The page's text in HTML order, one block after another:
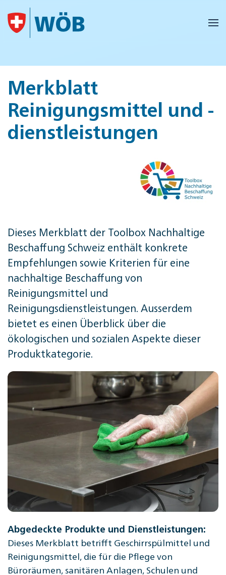
Skip to main content
Merkblatt
Reinigungsmittel und -
dienstleistungen
Dieses Merkblatt der Toolbox Nachhaltige
Beschaffung Schweiz enthält konkrete
Empfehlungen sowie Kriterien für eine
nachhaltige Beschaffung von
Reinigungsmittel und
Reinigungsdienstleistungen. Ausserdem
bietet es einen Überblick über die
ökologischen und sozialen Aspekte dieser
Produktkategorie.
Abgedeckte Produkte und Dienstleistungen:
Dieses Merkblatt betrifft Geschirrspülmittel und
Reinigungsmittel, die für die Pflege von
Büroräumen, sanitären Anlagen, Schulen und